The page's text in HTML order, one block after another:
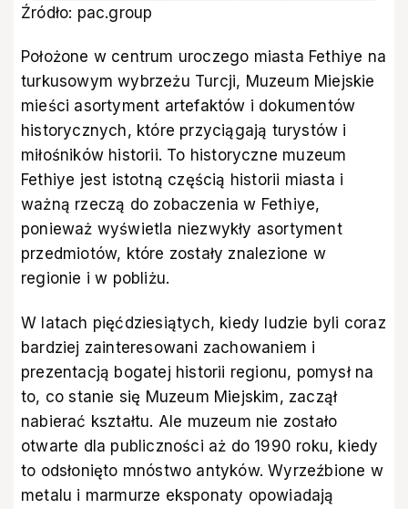
Źródło: pac.group
Położone w centrum uroczego miasta Fethiye na
turkusowym wybrzeżu Turcji, Muzeum Miejskie
mieści asortyment artefaktów i dokumentów
historycznych, które przyciągają turystów i
miłośników historii. To historyczne muzeum
Fethiye jest istotną częścią historii miasta i
ważną rzeczą do zobaczenia w Fethiye,
ponieważ wyświetla niezwykły asortyment
przedmiotów, które zostały znalezione w
regionie i w pobliżu.
W latach pięćdziesiątych, kiedy ludzie byli coraz
bardziej zainteresowani zachowaniem i
prezentacją bogatej historii regionu, pomysł na
to, co stanie się Muzeum Miejskim, zaczął
nabierać kształtu. Ale muzeum nie zostało
otwarte dla publiczności aż do 1990 roku, kiedy
to odsłonięto mnóstwo antyków. Wyrzeźbione w
metalu i marmurze eksponaty opowiadają